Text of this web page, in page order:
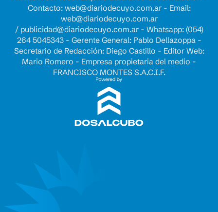
Contacto: web@diariodecuyo.com.ar- Email:
web@diariodecuyo.com.ar
/ publicidad@diariodecuyo.com.ar- Whatsapp: (054)
264 5045343 - Gerente General: Pablo Dellazoppa -
Secretario de Redacción: Diego Castillo - Editor Web:
Mario Romero - Empresa propietaria del medio -
FRANCISCO MONTES S.A.C.I.F.